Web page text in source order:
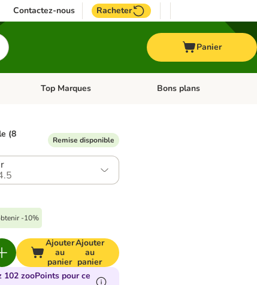
Contactez-nous Racheter
Panier
Oiseau
Dérouler les catégories: Cheval
Top Marques Dérouler les catégories: Top
Bons plans
(8
Remise disponible
-10%
Ajouter
au
panier
Ajouter
au
panier
102 zooPoints pour ce